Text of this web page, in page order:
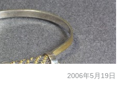
2006年5月19日